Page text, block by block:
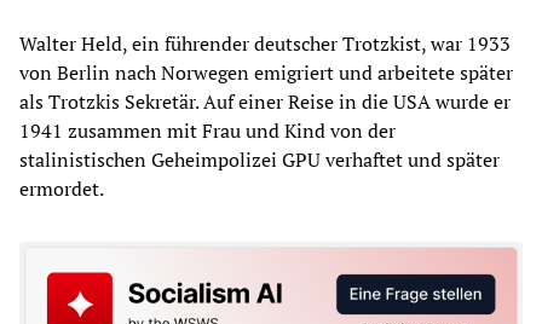
Walter Held, ein führender deutscher Trotzkist, war 1933
von Berlin nach Norwegen emigriert und arbeitete später
als Trotzkis Sekretär. Auf einer Reise in die USA wurde er
1941 zusammen mit Frau und Kind von der
stalinistischen Geheimpolizei GPU verhaftet und später
ermordet.